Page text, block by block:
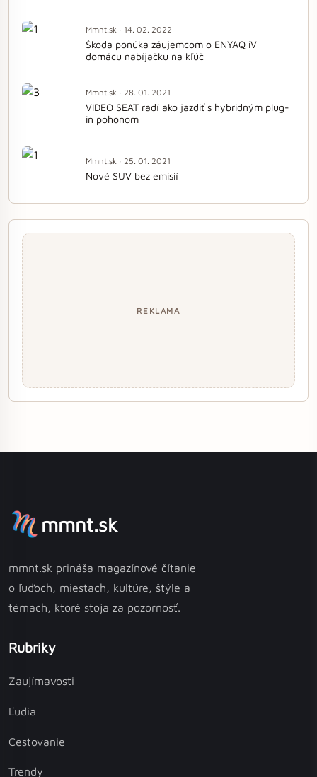
Mmnt.sk · 14. 02. 2022
Škoda ponúka záujemcom o ENYAQ iV
domácu nabíjačku na kľúč
Mmnt.sk · 28. 01. 2021
VIDEO SEAT radí ako jazdiť s hybridným plug-
in pohonom
Mmnt.sk · 25. 01. 2021
Nové SUV bez emisií
REKLAMA
mmnt.sk
mmnt.sk prináša magazínové čítanie
o ľuďoch, miestach, kultúre, štýle a
témach, ktoré stoja za pozornosť.
Rubriky
Zaujímavosti
Ľudia
Cestovanie
Trendy